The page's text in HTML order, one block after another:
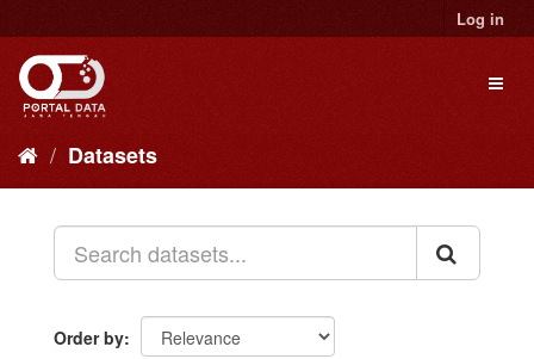
to
content
Log in
Datasets
Order by